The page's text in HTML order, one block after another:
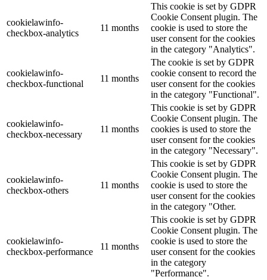
cookielawinfo-
checkbox-analytics
11 months
This cookie is set by GDPR
Cookie Consent plugin. The
cookie is used to store the
user consent for the cookies
in the category "Analytics".
cookielawinfo-
checkbox-functional
11 months
The cookie is set by GDPR
cookie consent to record the
user consent for the cookies
in the category "Functional".
cookielawinfo-
checkbox-necessary
11 months
This cookie is set by GDPR
Cookie Consent plugin. The
cookies is used to store the
user consent for the cookies
in the category "Necessary".
cookielawinfo-
checkbox-others
11 months
This cookie is set by GDPR
Cookie Consent plugin. The
cookie is used to store the
user consent for the cookies
in the category "Other.
cookielawinfo-
checkbox-performance
11 months
This cookie is set by GDPR
Cookie Consent plugin. The
cookie is used to store the
user consent for the cookies
in the category
"Performance".